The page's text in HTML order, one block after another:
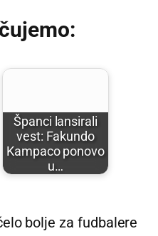
Španci lansirali
vest: Fakundo
Kampaco ponovo
u…
bolje za fudbalere